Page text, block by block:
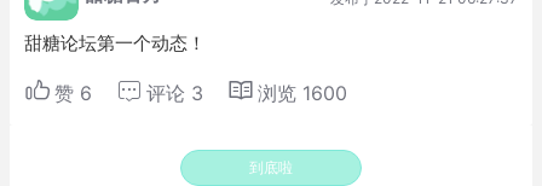
甜糖论坛第一个动态！
赞 6 评论 3 浏览 1600
到底啦